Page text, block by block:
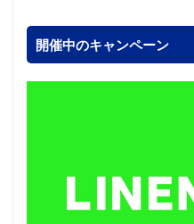
開催中のキャンペーン